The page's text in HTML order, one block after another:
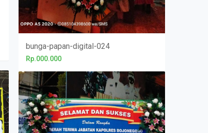
bunga-papan-digital-024
Rp.000.000